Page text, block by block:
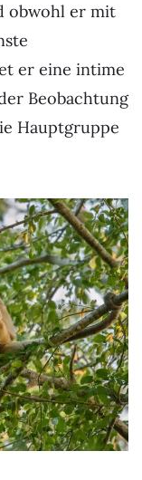
obwohl er mit
er eine intime
Beobachtung
Hauptgruppe